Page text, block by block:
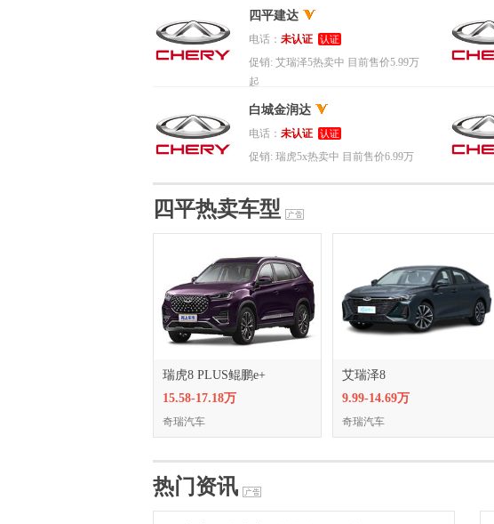
四平建达
电话： 未认证 认证
促销: 艾瑞泽5热卖中 目前售价5.99万
起
白城金润达
电话： 未认证 认证
促销: 瑞虎5x热卖中 目前售价6.99万
四平热卖车型
瑞虎8 PLUS鲲鹏e+
15.58-17.18万
奇瑞汽车
艾瑞泽8
9.99-14.69万
奇瑞汽车
热门资讯